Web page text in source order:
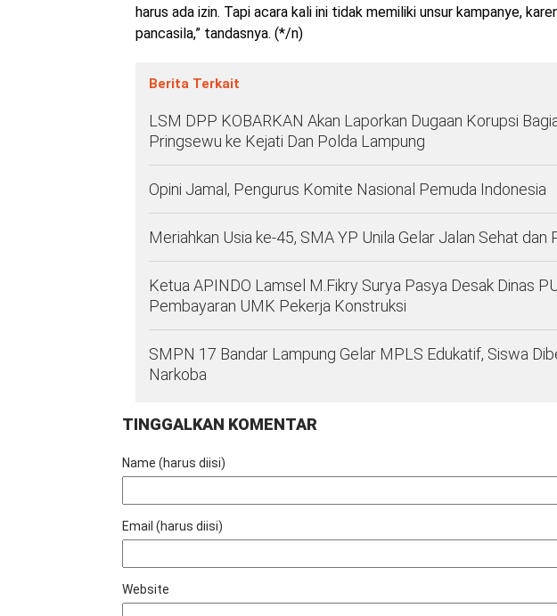
harus ada izin. Tapi acara kali ini tidak memiliki unsur kampanye,
pancasila,” tandasnya. (*/n)
Berita Terkait
LSM DPP KOBARKAN Akan Laporkan Dugaan Korupsi
Pringsewu ke Kejati Dan Polda Lampung
Opini Jamal, Pengurus Komite Nasional Pemuda Indonesia
Meriahkan Usia ke-45, SMA YP Unila Gelar Jalan Sehat dan
Ketua APINDO Lamsel M.Fikry Surya Pasya Desak Dinas
Pembayaran UMK Pekerja Konstruksi
SMPN 17 Bandar Lampung Gelar MPLS Edukatif, Siswa
Narkoba
TINGGALKAN KOMENTAR
Name (harus diisi)
Email (harus diisi)
Website